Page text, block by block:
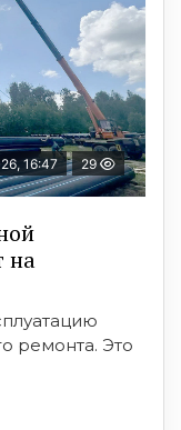
16:47 29
на
ремонта. Это